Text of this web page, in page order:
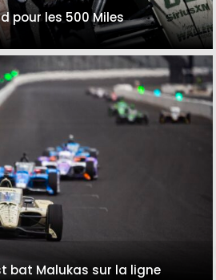
pour les 500 Miles
bat Malukas sur la ligne